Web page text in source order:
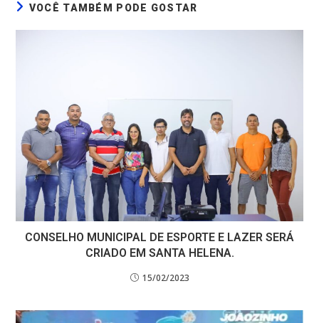
VOCÊ TAMBÉM PODE GOSTAR
CONSELHO MUNICIPAL DE ESPORTE E LAZER SERÁ
CRIADO EM SANTA HELENA.
15/02/2023